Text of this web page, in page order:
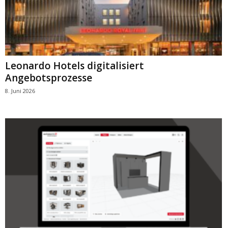
Leonardo Hotels digitalisiert
Angebotsprozesse
8. Juni 2026